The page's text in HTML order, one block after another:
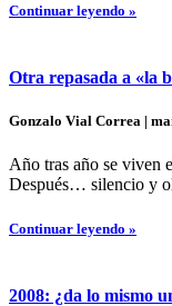
Continuar leyendo »
Otra repasada a «la
Gonzalo Vial Correa |
Año tras año se viven
Después… silencio y
Continuar leyendo »
2008: ¿da lo mismo